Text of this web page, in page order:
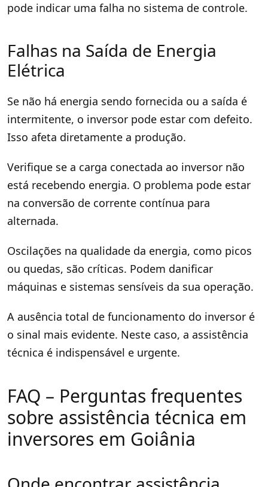
pode indicar uma falha no sistema de controle.
Falhas na Saída de Energia
Elétrica
Se não há energia sendo fornecida ou a saída é
intermitente, o inversor pode estar com defeito.
Isso afeta diretamente a produção.
Verifique se a carga conectada ao inversor não
está recebendo energia. O problema pode estar
na conversão de corrente contínua para
alternada.
Oscilações na qualidade da energia, como picos
ou quedas, são críticas. Podem danificar
máquinas e sistemas sensíveis da sua operação.
A ausência total de funcionamento do inversor é
o sinal mais evidente. Neste caso, a assistência
técnica é indispensável e urgente.
FAQ – Perguntas frequentes
sobre assistência técnica em
inversores em Goiânia